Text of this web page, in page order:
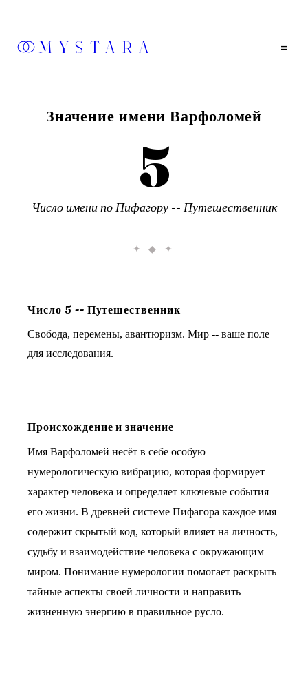
MYSTARA =
Значение имениВарфоломей
5
Число имени по Пифагору -- Путешественник
✦ ◆ ✦
Число 5 -- Путешественник
Свобода, перемены, авантюризм. Мир -- ваше поле
для исследования.
Происхождение и значение
Имя Варфоломей несёт в себе особую
нумерологическую вибрацию, которая формирует
характер человека и определяет ключевые события
его жизни. В древней системе Пифагора каждое имя
содержит скрытый код, который влияет на личность,
судьбу и взаимодействие человека с окружающим
миром. Понимание нумерологии помогает раскрыть
тайные аспекты своей личности и направить
жизненную энергию в правильное русло.